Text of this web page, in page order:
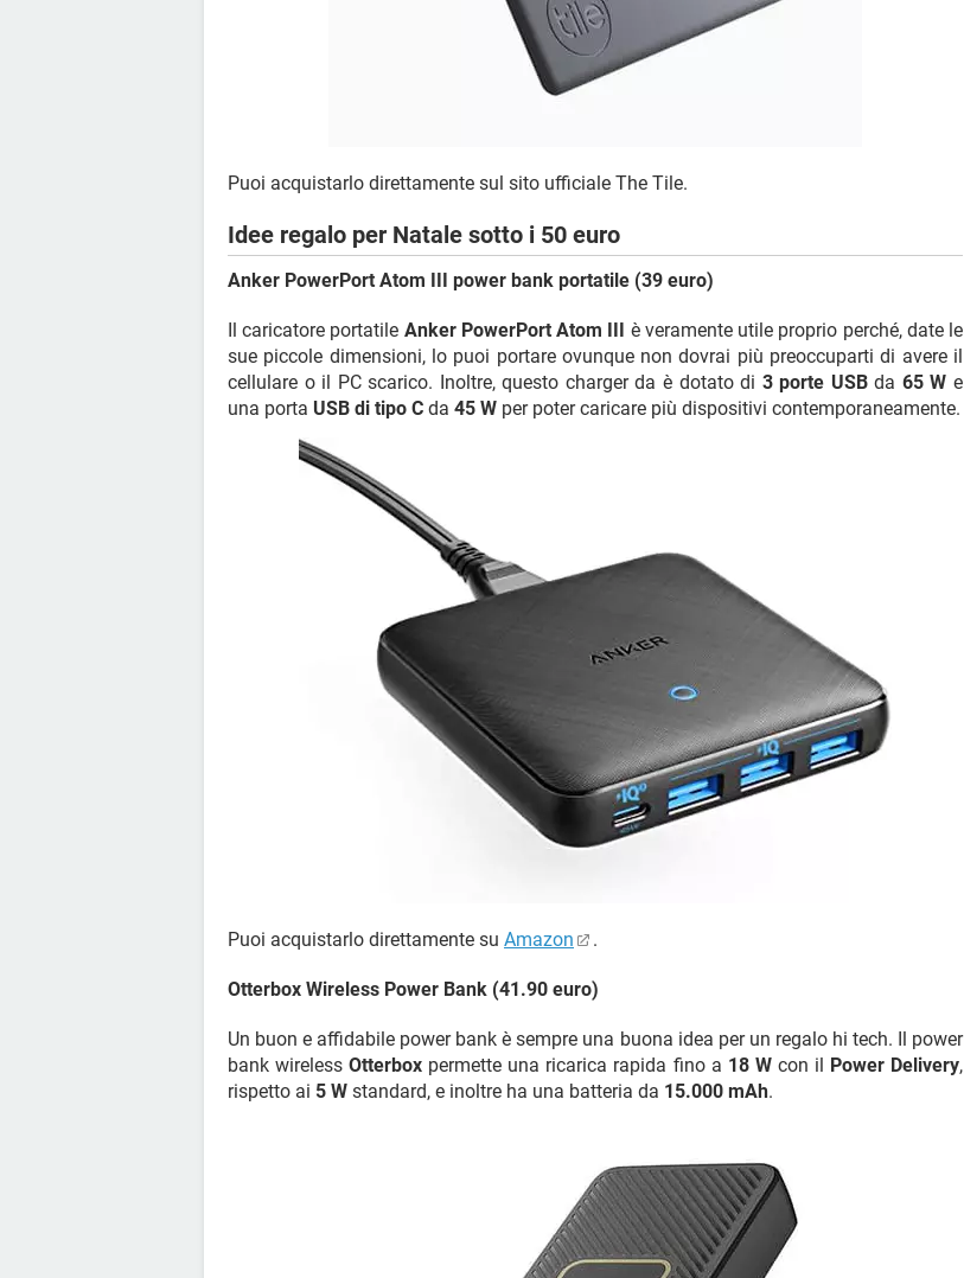
Puoi acquistarlo direttamente sul sito ufficiale The Tile.
Idee regalo per Natale sotto i 50 euro
Anker PowerPort Atom III power bank portatile (39 euro)
Il caricatore portatile Anker PowerPort Atom III è veramente utile proprio perché, date le
sue piccole dimensioni, lo puoi portare ovunque non dovrai più preoccuparti di avere il
cellulare o il PC scarico. Inoltre, questo charger da è dotato di 3 porte USBda 65 W e
una porta USB di tipo C da 45 W per poter caricare più dispositivi contemporaneamente.
Puoi acquistarlo direttamente su Amazon .
Otterbox Wireless Power Bank (41.90 euro)
Un buon e affidabile power bank è sempre una buona idea per un regalo hi tech. Il power
bank wirelessOtterbox permette una ricarica rapida fino a 18 Wcon il Power Delivery,
rispetto ai 5 W standard, e inoltre ha una batteria da 15.000 mAh.